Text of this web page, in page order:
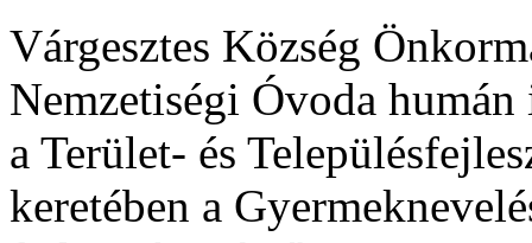
Várgesztes Község
Nemzetiségi Óvoda
a Terület- és
keretében a